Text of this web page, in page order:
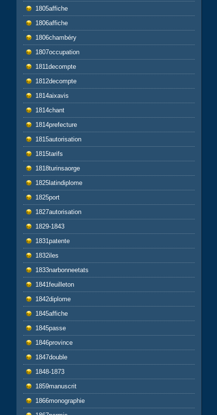
1805affiche
1806affiche
1806chambéry
1807occupation
1811decompte
1812decompte
1814aixavis
1814chant
1814prefecture
1815autorisation
1815tarifs
1818turinsaorge
1825latindiplome
1825port
1827autorisation
1829-1843
1831patente
1832iles
1833narbonneetats
1841feuilleton
1842diplome
1845affiche
1845passe
1846province
1847double
1848-1873
1859manuscrit
1866monographie